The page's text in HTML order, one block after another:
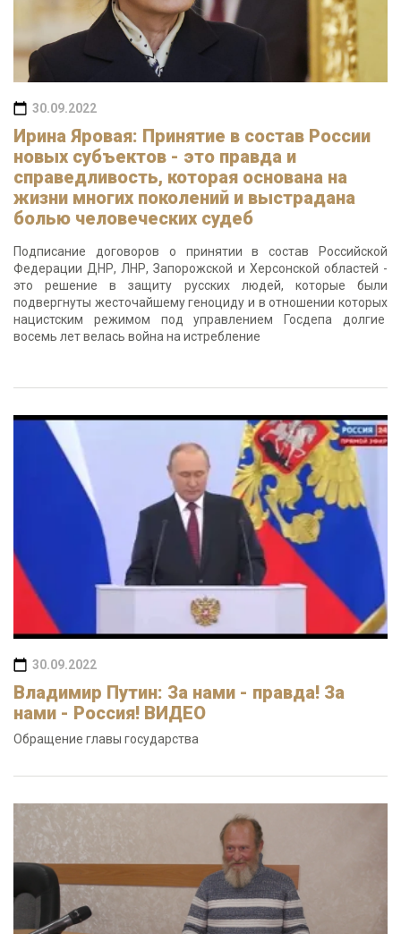
30.09.2022
Ирина Яровая: Принятие в состав России
новых субъектов - это правда и
справедливость, которая основана на
жизни многих поколений и выстрадана
болью человеческих судеб
Подписание договоров о принятии в состав Российской
Федерации ДНР, ЛНР, Запорожской и Херсонской областей -
это решение в защиту русских людей, которые были
подвергнуты жесточайшему геноциду и в отношении которых
нацистским режимом под управлением Госдепа долгие
восемь лет велась война на истребление
30.09.2022
Владимир Путин: За нами - правда! За
нами - Россия! ВИДЕО
Обращение главы государства